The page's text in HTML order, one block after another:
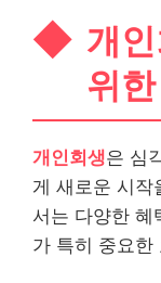
개
위
개인회생은 심
게 새로운 시작
서는 다양한 혜
가 특히 중요한